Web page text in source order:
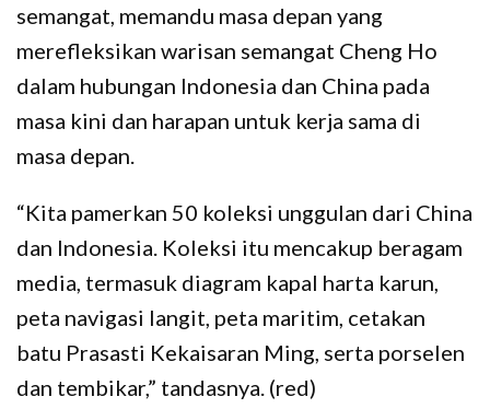
semangat, memandu masa depan yang
merefleksikan warisan semangat Cheng Ho
dalam hubungan Indonesia dan China pada
masa kini dan harapan untuk kerja sama di
masa depan.
“Kita pamerkan 50 koleksi unggulan dari China
dan Indonesia. Koleksi itu mencakup beragam
media, termasuk diagram kapal harta karun,
peta navigasi langit, peta maritim, cetakan
batu Prasasti Kekaisaran Ming, serta porselen
dan tembikar,” tandasnya. (red)